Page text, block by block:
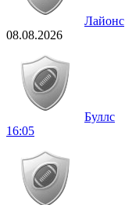
Лайонс
08.08.2026
Буллс
16:05